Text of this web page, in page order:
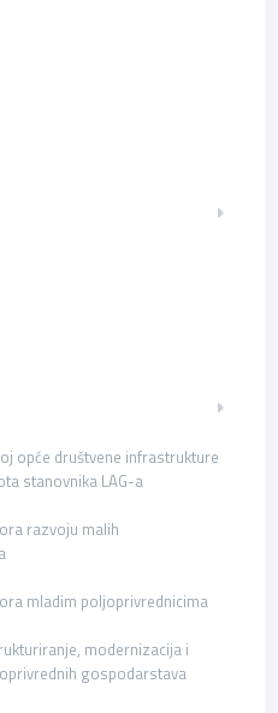
opće društvene infrastrukture
stanovnika LAG-a
razvoju malih
mladim poljoprivrednicima
modernizacija i
gospodarstava